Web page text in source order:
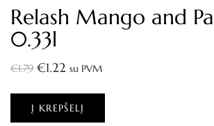
Relash Mango and
0.33l
€1.79 €1.22 su PVM
Į KREPŠELĮ